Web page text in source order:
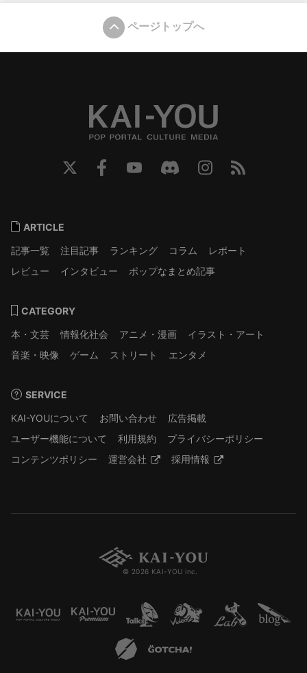
ページトップへ
ARTICLE
記事一覧
注目記事 ランキング コラム
レポート
レビュー
インタビュー ポップなまとめ記事
CATEGORY
本・文芸
情報化社会 アニメ・漫画
イラスト・アート
音楽・映像
ゲーム ストリート エンタメ
SERVICE
KAI-YOUについて
お問い合わせ
広告掲載
ユーザー機能について
利用規約
プライバシーポリシー
コンテンツポリシー
運営会社 採用情報
© 2026 KAI-YOU inc.